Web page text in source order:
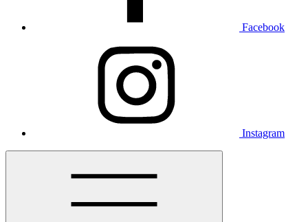
Facebook
Instagram